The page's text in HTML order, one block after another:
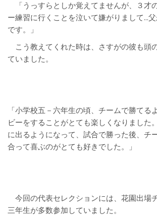
「うっすらとしか覚えてませんが、３才
ー練習に行くことを泣いて嫌がりまして…
です。」
こう教えてくれた時は、さすがの彼も頭
ていました。
「小学校五－六年生の頃、チームで勝てる
ビーをすることがとても楽しくなりました
に出るようになって、試合で勝った後、チ
合って喜ぶのがとても好きでした。」
今回の代表セレクションには、花園出場
三年生が多数参加していました。